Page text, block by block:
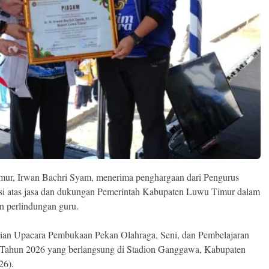
Irwan Bachri Syam, menerima penghargaan dari Pengurus
atas jasa dan dukungan Pemerintah Kabupaten Luwu Timur dalam
perlindungan guru.
Upacara Pembukaan Pekan Olahraga, Seni, dan Pembelajaran
2026 yang berlangsung di Stadion Ganggawa, Kabupaten